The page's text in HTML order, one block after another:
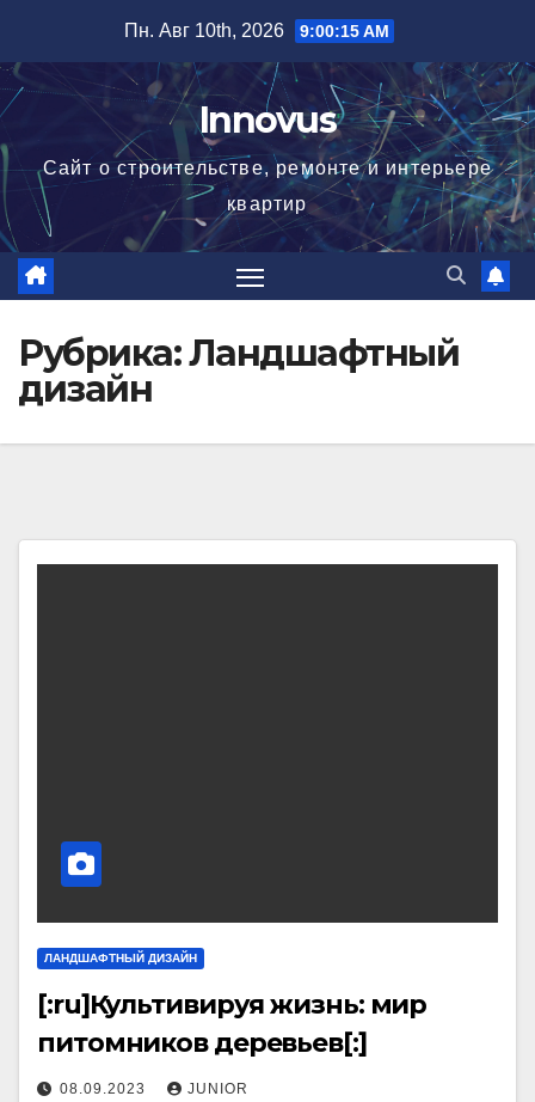
содержимому
Пн. Авг 10th, 2026 9:00:15 AM
Innovus
Сайт о строительстве, ремонте и интерьере
квартир
Рубрика:Ландшафтный
дизайн
ЛАНДШАФТНЫЙ ДИЗАЙН
[:ru]Культивируя жизнь: мир
питомников деревьев[:]
08.09.2023 JUNIOR